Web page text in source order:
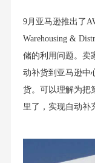
9月亚马逊推出了
Warehousing &
储的利用问题。卖
动补货到亚马逊中
货。可以理解为把
里了，实现自动补